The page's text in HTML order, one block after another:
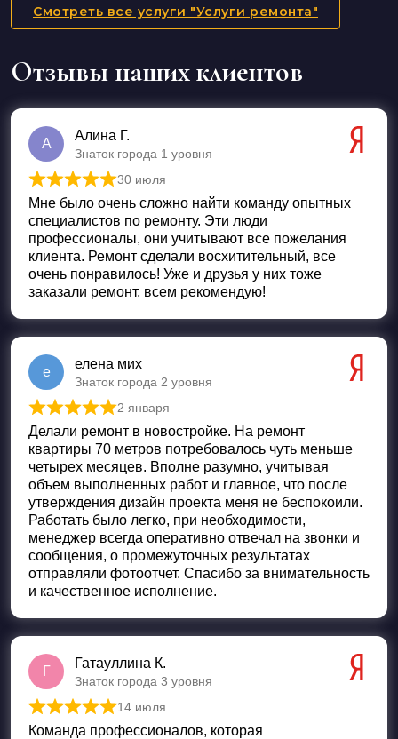
Смотреть все услуги "Услуги ремонта"
Отзывы наших клиентов
А
Алина Г.
Знаток города 1 уровня
Оценка 5 из 5
30 июля
Мне было очень сложно найти команду опытных
специалистов по ремонту. Эти люди
профессионалы, они учитывают все пожелания
клиента. Ремонт сделали восхитительный, все
очень понравилось! Уже и друзья у них тоже
заказали ремонт, всем рекомендую!
е
елена мих
Знаток города 2 уровня
Оценка 5из 5
2 января
Делали ремонт в новостройке. На ремонт
квартиры 70 метров потребовалось чуть меньше
четырех месяцев. Вполне разумно, учитывая
объем выполненных работ и главное, что после
утверждения дизайн проекта меня не беспокоили.
Работать было легко, при необходимости,
менеджер всегда оперативно отвечал на звонки и
сообщения, о промежуточных результатах
отправляли фотоотчет. Спасибо за внимательность
и качественное исполнение.
Г
Гатауллина К.
Знаток города 3 уровня
Оценка 5 из 5
14 июля
Команда профессионалов, которая